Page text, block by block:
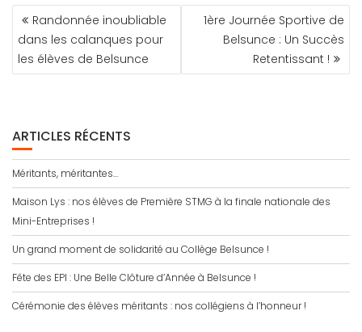
NAVIGATION
DE
L’ARTICLE
Randonnée inoubliable
dans les calanques pour
les élèves de Belsunce
1ère Journée Sportive de
Belsunce : Un Succès
Retentissant !
ARTICLES RÉCENTS
Méritants, méritantes…
Maison Lys : nos élèves de Première STMG à la finale nationale des
Mini-Entreprises !
Un grand moment de solidarité au Collège Belsunce !
Fête des EPI : Une Belle Clôture d’Année à Belsunce !
Cérémonie des élèves méritants : nos collégiens à l’honneur !